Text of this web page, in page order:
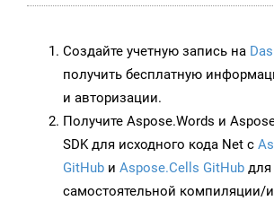
Создайте учетную запись на
получить бесплатную
и авторизации.
Получите Aspose.Words и
SDK для исходного кода Net с
GitHub и Aspose.Cells GitHub для
самостоятельной компиляции/